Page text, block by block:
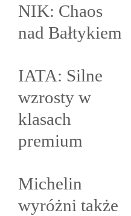
NIK: Chaos
nad Bałtykiem
IATA: Silne
wzrosty w
klasach
premium
Michelin
wyróżni także